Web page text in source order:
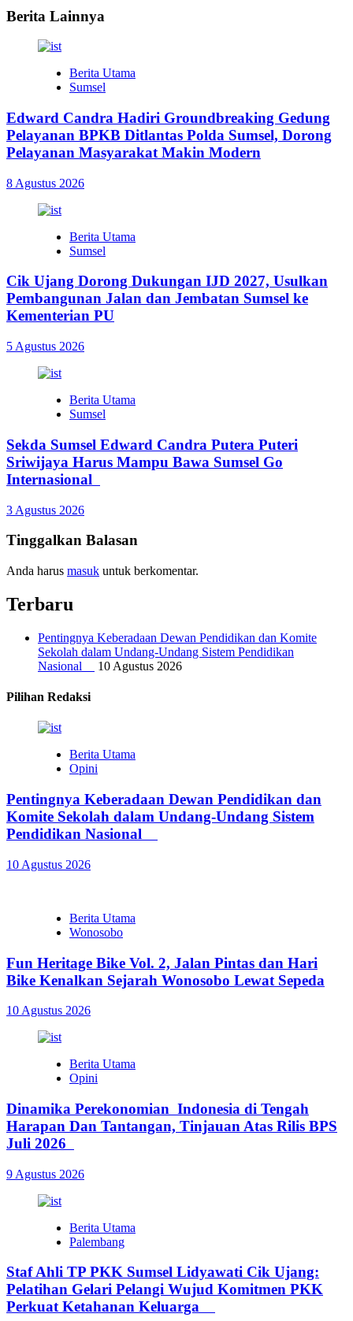
Berita Lainnya
Berita Utama
Sumsel
Edward Candra Hadiri Groundbreaking Gedung
Pelayanan BPKB Ditlantas Polda Sumsel, Dorong
Pelayanan Masyarakat Makin Modern
8 Agustus 2026
Berita Utama
Sumsel
Cik Ujang Dorong Dukungan IJD 2027, Usulkan
Pembangunan Jalan dan Jembatan Sumsel ke
Kementerian PU
5 Agustus 2026
Berita Utama
Sumsel
Sekda Sumsel Edward Candra Putera Puteri
Sriwijaya Harus Mampu Bawa Sumsel Go
Internasional
3 Agustus 2026
Tinggalkan Balasan
Anda harus masuk untuk berkomentar.
Terbaru
Pentingnya Keberadaan Dewan Pendidikan dan Komite
Sekolah dalam Undang-Undang Sistem Pendidikan
Nasional
10 Agustus 2026
Pilihan Redaksi
Berita Utama
Opini
Pentingnya Keberadaan Dewan Pendidikan dan
Komite Sekolah dalam Undang-Undang Sistem
Pendidikan Nasional
10 Agustus 2026
Berita Utama
Wonosobo
Fun Heritage Bike Vol. 2, Jalan Pintas dan Hari
Bike Kenalkan Sejarah Wonosobo Lewat Sepeda
10 Agustus 2026
Berita Utama
Opini
Dinamika Perekonomian Indonesia di Tengah
Harapan Dan Tantangan, Tinjauan Atas Rilis BPS
Juli 2026
9 Agustus 2026
Berita Utama
Palembang
Staf Ahli TP PKK Sumsel Lidyawati Cik Ujang:
Pelatihan Gelari Pelangi Wujud Komitmen PKK
Perkuat Ketahanan Keluarga